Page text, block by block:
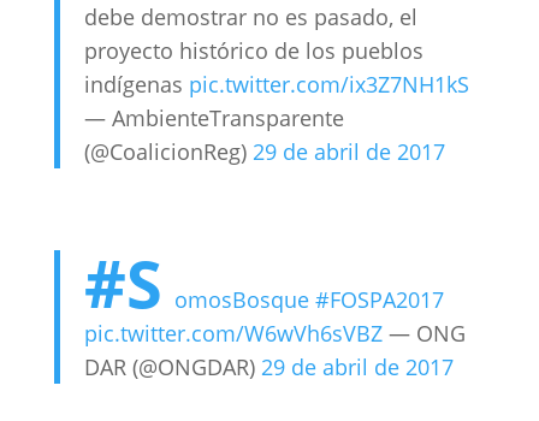
debe demostrar no es pasado, el
proyecto histórico de los pueblos
indígenas pic.twitter.com/ix3Z7NH1kS
— AmbienteTransparente
(@CoalicionReg) 29 de abril de 2017
#S omosBosque #FOSPA2017
pic.twitter.com/W6wVh6sVBZ— ONG
DAR (@ONGDAR) 29 de abril de 2017